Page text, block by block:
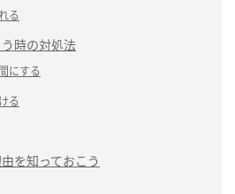
る
時の対処法
にする
る
を知っておこう